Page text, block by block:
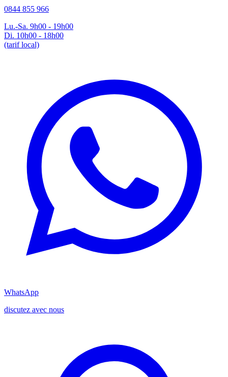
0844 855 966
Lu.-Sa. 9h00 - 19h00
Di. 10h00 - 18h00
(tarif local)
WhatsApp
discutez avec nous